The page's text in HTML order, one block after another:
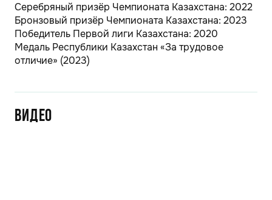
Серебряный призёр Чемпионата Казахстана: 2022
Бронзовый призёр Чемпионата Казахстана: 2023
Победитель Первой лиги Казахстана: 2020
Медаль Республики Казахстан «За трудовое
отличие» (2023)
Видео